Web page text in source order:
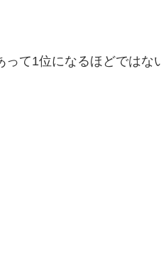
て1位になるほどではな